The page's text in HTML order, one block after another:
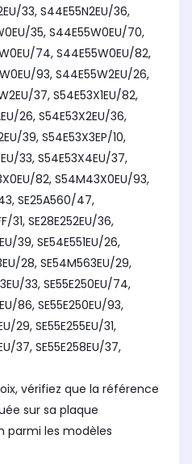
33, S44E55N2EU/36,
35, S44E55W0EU/70,
74, S44E55W0EU/82,
93, S44E55W2EU/26,
37, S54E53X1EU/82,
26, S54E53X2EU/36,
39, S54E53X3EP/10,
33, S54E53X4EU/37,
82, S54M43X0EU/93,
SE25A560/47,
31, SE28E252EU/36,
39, SE54E551EU/26,
28, SE54M563EU/29,
33, SE55E250EU/74,
86, SE55E250EU/93,
29, SE55E255EU/31,
37, SE55E258EU/37,
vérifiez que la référence
sur sa plaque
parmi les modèles